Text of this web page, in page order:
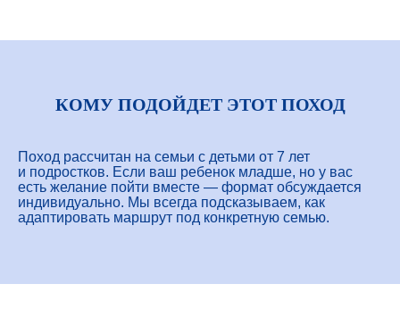
КОМУ ПОДОЙДЕТ ЭТОТ ПОХОД
Поход рассчитан на семьи с детьми от 7 лет
и подростков. Если ваш ребенок младше, но у вас
есть желание пойти вместе — формат обсуждается
индивидуально. Мы всегда подсказываем, как
адаптировать маршрут под конкретную семью.